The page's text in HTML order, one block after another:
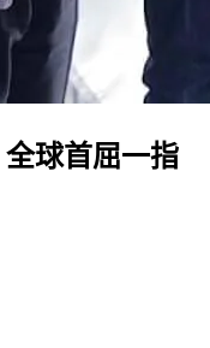
全球首屈一指